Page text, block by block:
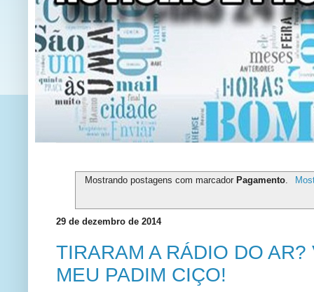
Mostrando postagens com marcador Pagamento
29 de dezembro de 2014
TIRARAM A RÁDIO DO AR?
MEU PADIM CIÇO!